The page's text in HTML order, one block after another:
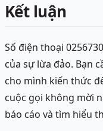
Kết luận
Số điện thoại
của sự lừa đảo. Bạn
cho mình kiến thức
cuộc gọi không mời
báo cáo và tìm hiểu